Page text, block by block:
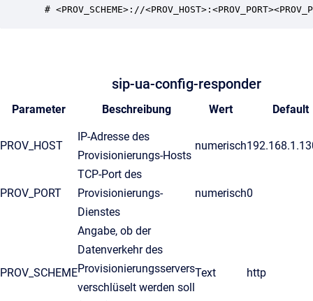
# <PROV_SCHEME>://
sip-ua-config-responder
Parameter Beschreibung Wert Default
PROV_HOST
IP-Adresse des
Provisionierungs-Hosts
numerisch
PROV_PORT
TCP-Port des
Provisionierungs-
Dienstes
numerisch0
PROV_SCHEME
Angabe, ob der
Datenverkehr des
Provisionierungsservers
verschlüselt werden soll
Text http